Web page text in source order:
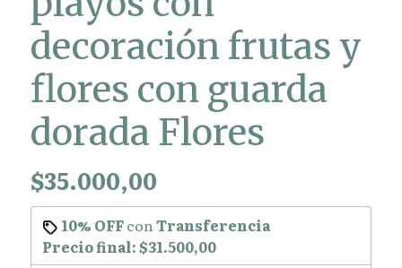
decoración frutas y
flores con guarda
dorada Flores
$35.000,00
10% OFFcon Transferencia
Precio final:$31.500,00